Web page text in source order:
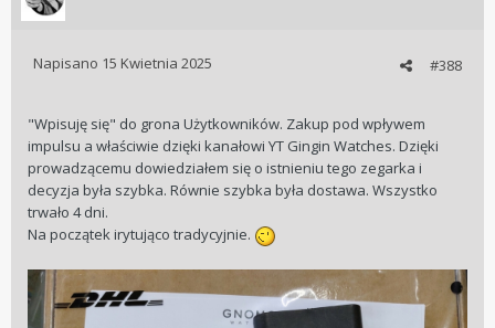
#388
Napisano 15 Kwietnia 2025
"Wpisuję się" do grona Użytkowników. Zakup pod wpływem
impulsu a właściwie dzięki kanałowi YT Gingin Watches. Dzięki
prowadzącemu dowiedziałem się o istnieniu tego zegarka i
decyzja była szybka. Równie szybka była dostawa. Wszystko
trwało 4 dni.
Na początek irytująco tradycyjnie.